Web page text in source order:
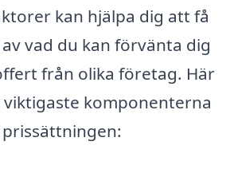
kan hjälpa dig att få
vad du kan förvänta dig
från olika företag. Här
viktigaste komponenterna